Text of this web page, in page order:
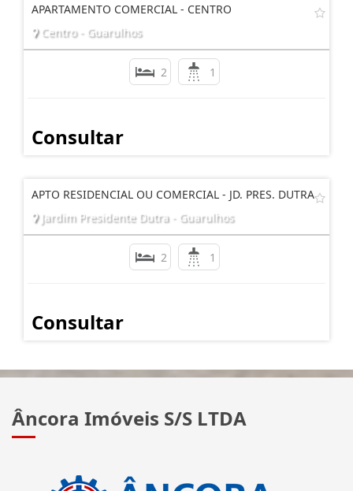
APARTAMENTO COMERCIAL - CENTRO
Centro - Guarulhos
2 1
Consultar
APTO RESIDENCIAL OU COMERCIAL - JD. PRES. DUTRA
Jardim Presidente Dutra - Guarulhos
2 1
Consultar
Âncora Imóveis S/S LTDA